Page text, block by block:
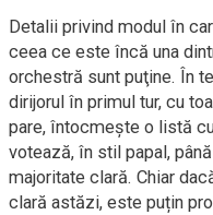
Detalii privind modul în
ceea ce este încă una
orchestră sunt puţine. În
dirijorul în primul tur, cu
pare, întocmeşte o listă
votează, în stil papal,
majoritate clară. Chiar
clară astăzi, este puțin